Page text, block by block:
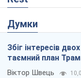
Думки
Збіг інтересів
таємний план
Віктор Швець